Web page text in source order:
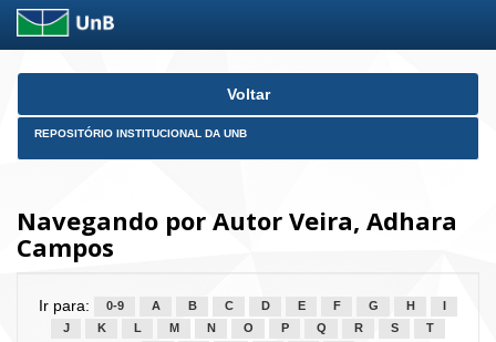
Skip
Voltar
REPOSITÓRIO INSTITUCIONAL DA UNB
Navegando por Autor Veira, Adhara
Campos
Ir para: 0-9 A B C D E F G H
J
K L M N O P Q R S
T